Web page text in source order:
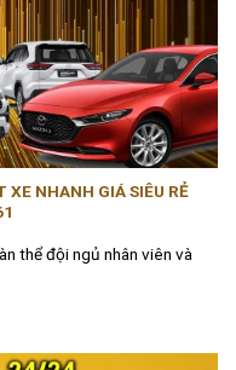
NHANH GIÁ SIÊU RẺ
thể đội ngủ nhân viên và